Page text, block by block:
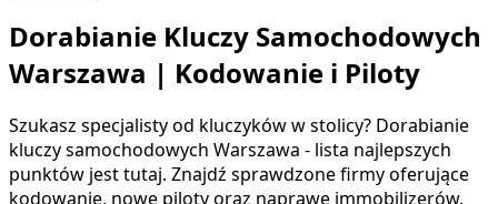
Dorabianie Kluczy Samochodowych
Warszawa | Kodowanie i Piloty
Szukasz specjalisty od kluczyków w stolicy? Dorabianie
kluczy samochodowych Warszawa - lista najlepszych
punktów jest tutaj. Znajdź sprawdzone firmy oferujące
kodowanie, nowe piloty oraz naprawę immobilizerów.